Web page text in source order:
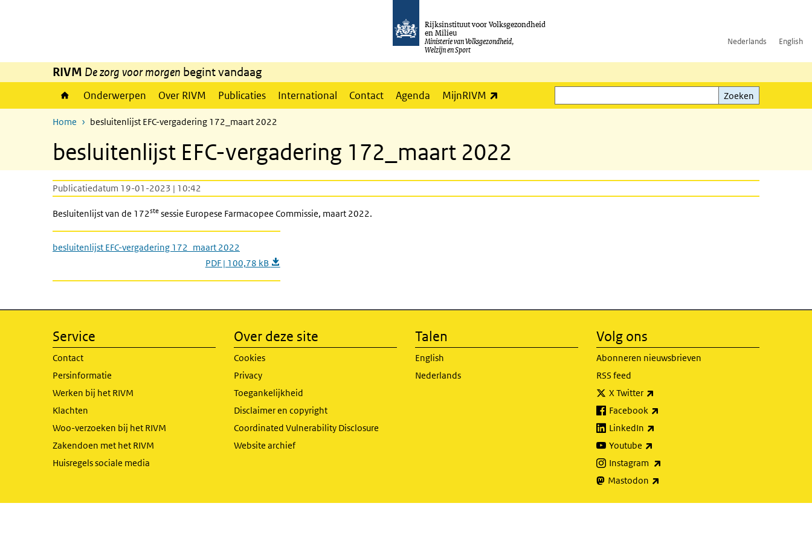
Rijksinstituut voor Volksgezondheid
en Milieu
Ministerie van Volksgezondheid,
Welzijn en Sport
Nederlands English
RIVM De zorg voor morgen begint vandaag
Onderwerpen Over RIVM Publicaties International Contact Agenda MijnRIVM
Zoeken
Zoeken
Home besluitenlijst EFC-vergadering 172_maart 2022
besluitenlijst EFC-vergadering 172_maart 2022
Publicatiedatum 19-01-2023 | 10:42
Besluitenlijst van de 172stesessie Europese Farmacopee Commissie, maart 2022.
besluitenlijst EFC-vergadering 172_maart 2022
PDF | 100,78 kB
Service
Contact
Persinformatie
Werken bij het RIVM
Klachten
Woo-verzoeken bij het RIVM
Zakendoen met het RIVM
Huisregels sociale media
Over deze site
Cookies
Privacy
Toegankelijkheid
Disclaimer en copyright
Coordinated Vulnerability Disclosure
Website archief
Talen
English
Nederlands
Volg ons
Abonneren nieuwsbrieven
RSS feed
X Twitter
Facebook
LinkedIn
Youtube
Instagram
Mastodon